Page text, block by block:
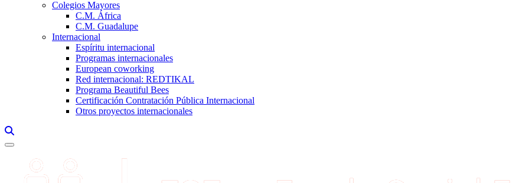
Colegios Mayores
C.M. África
C.M. Guadalupe
Internacional
Espíritu internacional
Programas internacionales
European coworking
Red internacional: REDTIKAL
Programa Beautiful Bees
Certificación Contratación Pública Internacional
Otros proyectos internacionales